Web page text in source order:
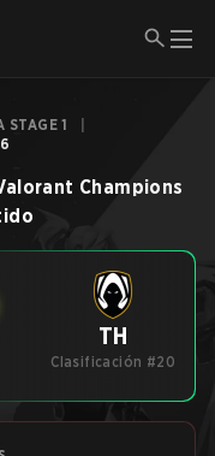
STAGE 1
Champions
TH
Clasificación #20